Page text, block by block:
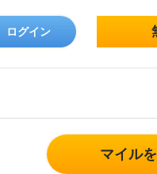
ログイン
マイル